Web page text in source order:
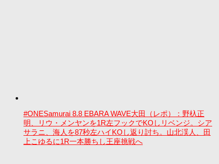
#ONESamurai 8.8 EBARA WAVE大田（レポ）：野杁正
明、リウ・メンヤンを1R左フックでKOしリベンジ。シア
サラニ、海人を87秒左ハイKOし返り討ち。山北渓人、田
上こゆるに1R一本勝ちし王座挑戦へ